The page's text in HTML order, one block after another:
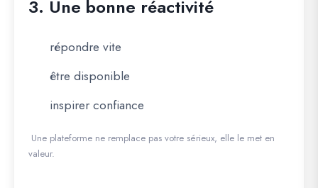
3. Une bonne réactivité
répondre vite
être disponible
inspirer confiance
Une plateforme ne remplace pas votre sérieux, elle le met en
valeur.